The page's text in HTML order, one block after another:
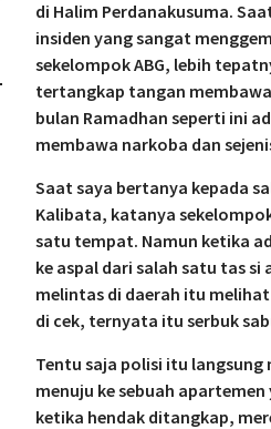
di Halim Perdanakusuma.
insiden yang sangat
sekelompok ABG, lebih
tertangkap tangan
bulan Ramadhan seperti ini
membawa narkoba dan
Saat saya bertanya kepada
Kalibata, katanya
satu tempat. Namun ketika
ke aspal dari salah satu tas si
melintas di daerah itu
di cek, ternyata itu serbuk
Tentu saja polisi itu langsung
menuju ke sebuah
ketika hendak ditangkap,